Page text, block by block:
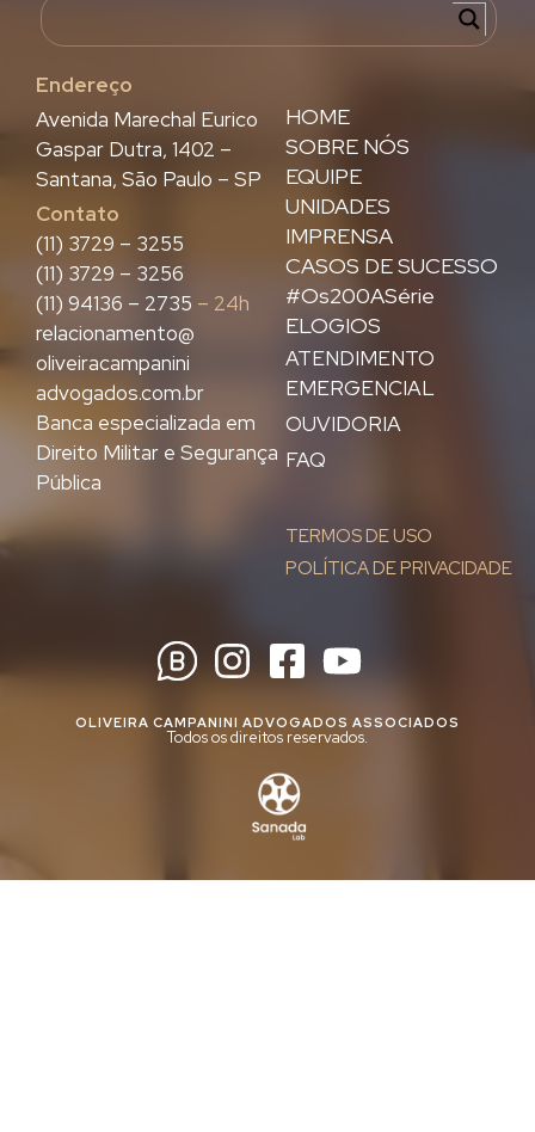
Endereço
HOME
SOBRE NÓS
EQUIPE
UNIDADES
IMPRENSA
CASOS DE SUCESSO
#Os200ASérie
ELOGIOS
ATENDIMENTO
EMERGENCIAL
OUVIDORIA
FAQ
TERMOS DE USO
POLÍTICA DE PRIVACIDADE
Avenida Marechal Eurico
Gaspar Dutra, 1402 –
Santana, São Paulo – SP
Contato
(11) 3729 – 3255
(11) 3729 – 3256
(11) 94136 – 2735 – 24h
relacionamento@
oliveiracampanini
advogados.com.br
Banca especializada em
Direito Militar e Segurança
Pública
OLIVEIRA CAMPANINI ADVOGADOS ASSOCIADOS
Todos os direitos reservados.